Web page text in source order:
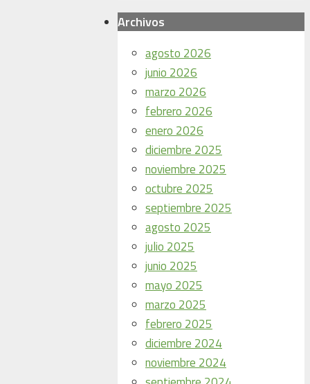
Archivos
agosto 2026
junio 2026
marzo 2026
febrero 2026
enero 2026
diciembre 2025
noviembre 2025
octubre 2025
septiembre 2025
agosto 2025
julio 2025
junio 2025
mayo 2025
marzo 2025
febrero 2025
diciembre 2024
noviembre 2024